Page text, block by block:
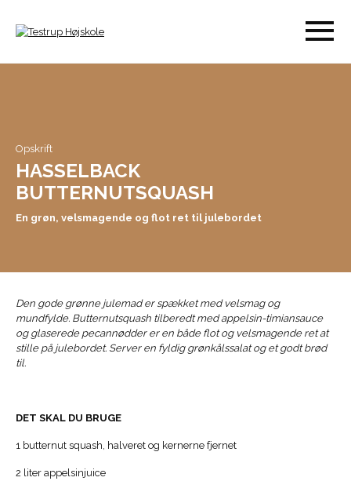
Opskrift
HASSELBACK
BUTTERNUTSQUASH
En grøn, velsmagende og flot ret til julebordet
Den gode grønne julemad er spækket med velsmag og
mundfylde. Butternutsquash tilberedt med appelsin-timiansauce
og glaserede pecannødder er en både flot og velsmagende ret at
stille på julebordet. Server en fyldig grønkålssalat og et godt brød
til.
DET SKAL DU BRUGE
1 butternut squash, halveret og kernerne fjernet
2 liter appelsinjuice